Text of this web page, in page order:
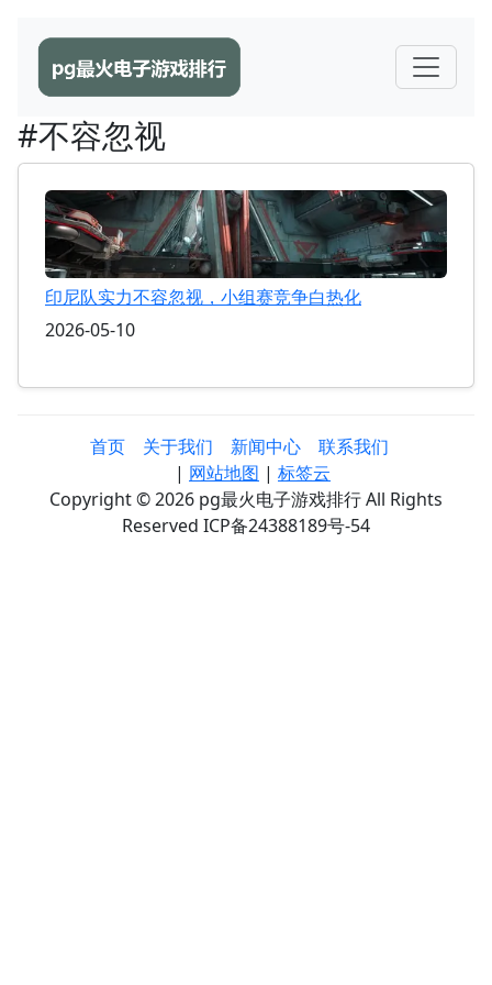
#不容忽视
印尼队实力不容忽视，小组赛竞争白热化
2026-05-10
首页 关于我们 新闻中心
联系我们
| 网站地图 | 标签云
Copyright © 2026 pg最火电子游戏排行 All Rights
Reserved ICP备24388189号-54